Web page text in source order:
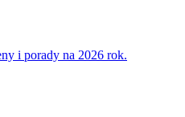
i porady na 2026 rok.